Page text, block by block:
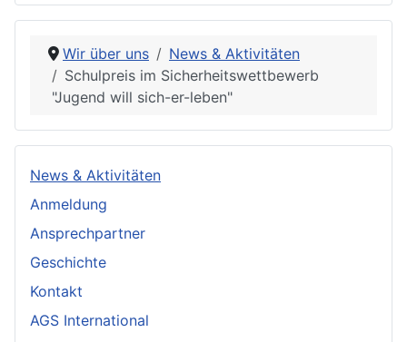
Wir über uns
News & Aktivitäten
Schulpreis im Sicherheitswettbewerb
"Jugend will sich-er-leben"
News & Aktivitäten
Anmeldung
Ansprechpartner
Geschichte
Kontakt
AGS International